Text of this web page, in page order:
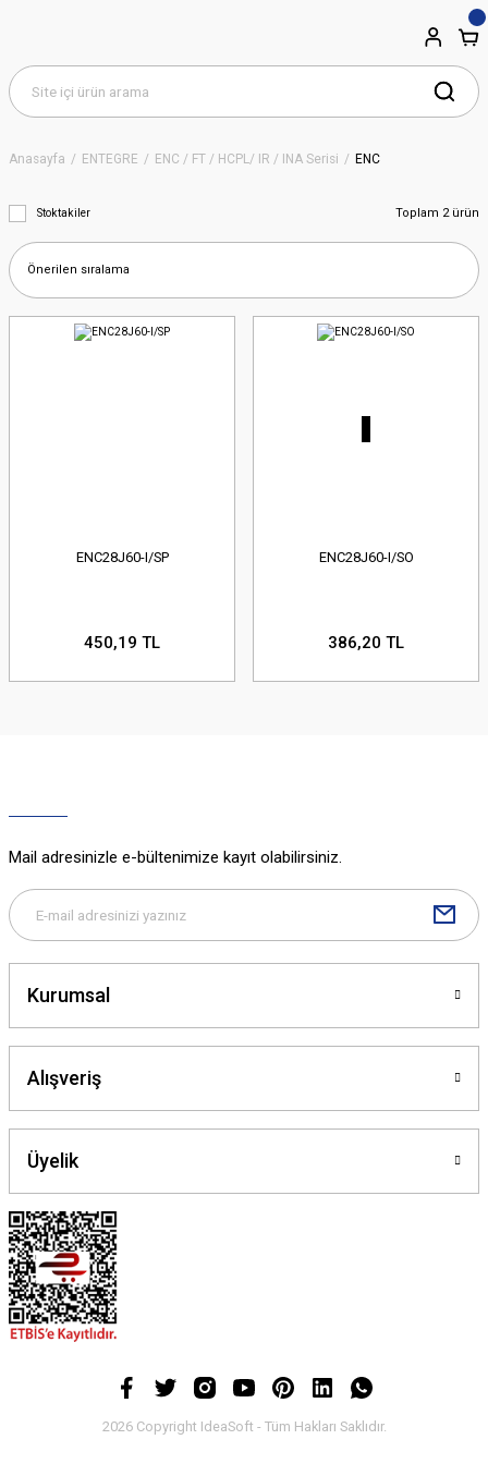
Anasayfa ENTEGRE ENC / FT / HCPL/ IR / INA Serisi ENC
Stoktakiler Toplam 2 ürün
ENC28J60-I/SP
450,19 TL
ENC28J60-I/SO
386,20 TL
Mail adresinizle e-bültenimize kayıt olabilirsiniz.
Kurumsal
Alışveriş
Üyelik
2026 Copyright IdeaSoft - Tüm Hakları Saklıdır.